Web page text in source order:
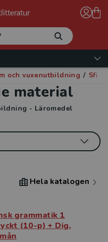
och vuxenutbildning / Sfi
material
- Läromedel
Hela katalogen
grammatik 1
(10-p) + Dig.